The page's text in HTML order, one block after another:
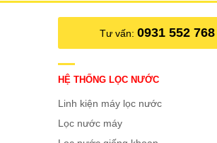
Tư vấn: 0931 552 768
HỆ THỐNG LỌC NƯỚC
Linh kiện máy lọc nước
Lọc nước máy